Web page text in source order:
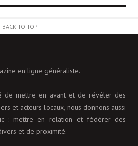
BACK TO TOP
en ligne généraliste.
de mettre en avant et de révéler des
et acteurs locaux, nous donnons aussi
: mettre en relation et fédérer des
et de proximité.